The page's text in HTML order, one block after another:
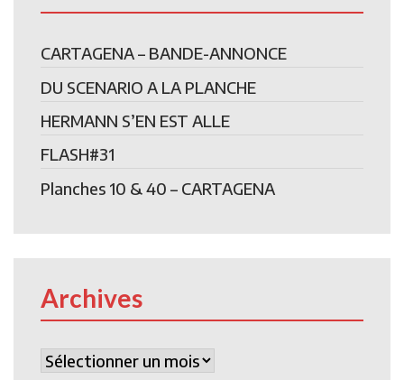
CARTAGENA – BANDE-ANNONCE
DU SCENARIO A LA PLANCHE
HERMANN S’EN EST ALLE
FLASH#31
Planches 10 & 40 – CARTAGENA
Archives
Archives